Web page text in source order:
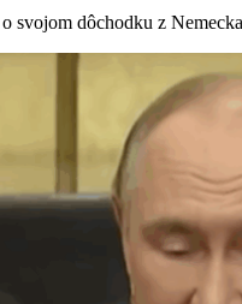
svojom dôchodku z